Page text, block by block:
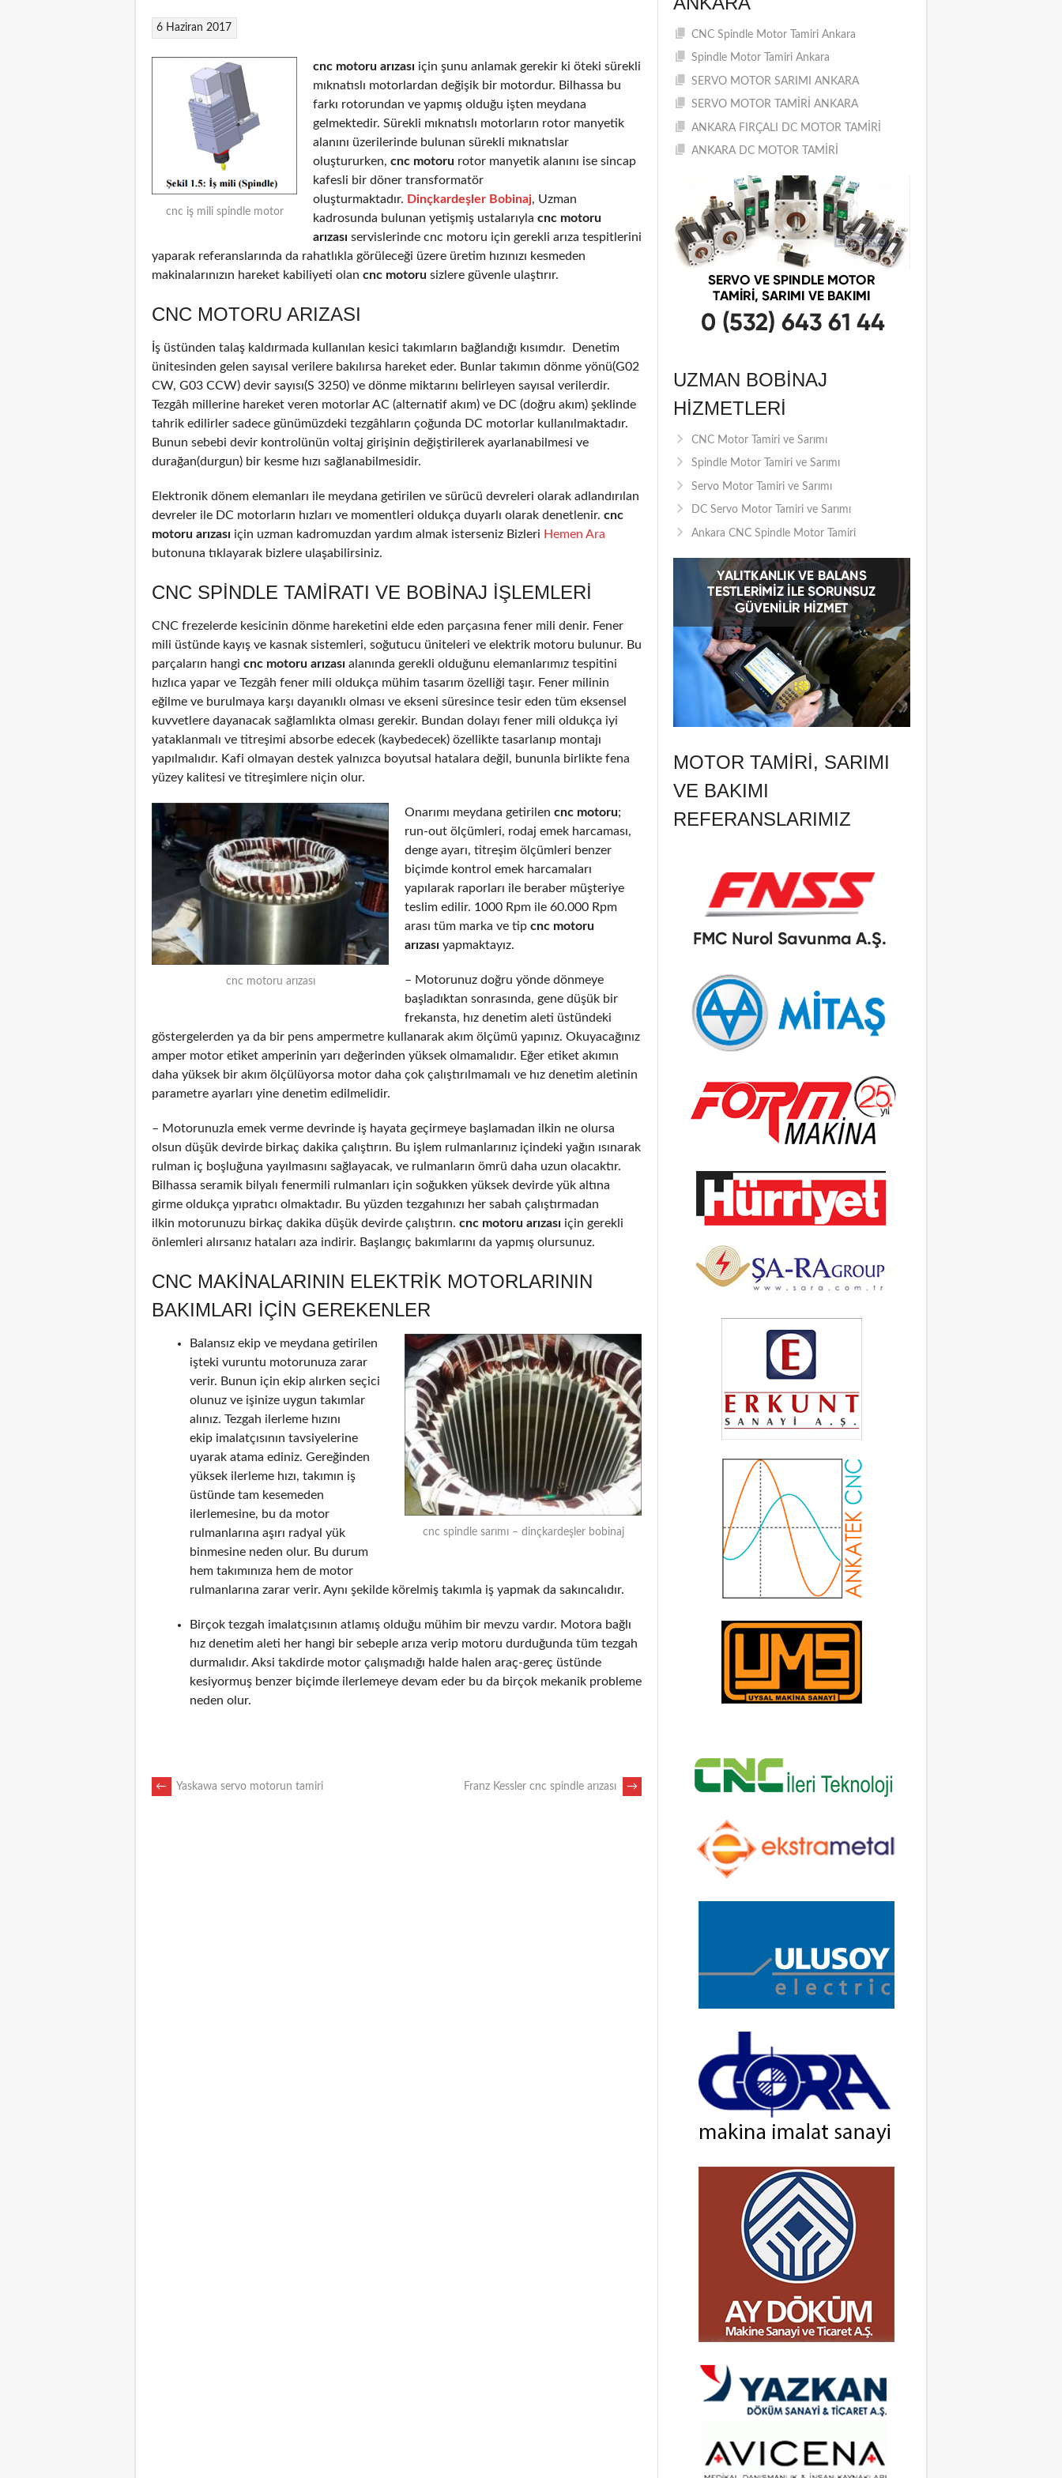
6 Haziran 2017
cnc iş mili spindle motor
cnc motoru arızası için şunu anlamak gerekir ki öteki sürekli
mıknatıslı motorlardan değişik bir motordur. Bilhassa bu
farkı rotorundan ve yapmış olduğu işten meydana
gelmektedir. Sürekli mıknatıslı motorların rotor manyetik
alanını üzerilerinde bulunan sürekli mıknatıslar
oluştururken, cnc motoru rotor manyetik alanını ise sincap
kafesli bir döner transformatör
oluşturmaktadır. Dinçkardeşler Bobinaj, Uzman
kadrosunda bulunan yetişmiş ustalarıyla cnc motoru
arızası servislerinde cnc motoru için gerekli arıza tespitlerini
yaparak referanslarında da rahatlıkla görüleceği üzere üretim hızınızı kesmeden
makinalarınızın hareket kabiliyeti olan cnc motoru sizlere güvenle ulaştırır.
CNC MOTORU ARIZASI
İş üstünden talaş kaldırmada kullanılan kesici takımların bağlandığı kısımdır. Denetim
ünitesinden gelen sayısal verilere bakılırsa hareket eder. Bunlar takımın dönme yönü(G02
CW, G03 CCW) devir sayısı(S 3250) ve dönme miktarını belirleyen sayısal verilerdir.
Tezgâh millerine hareket veren motorlar AC (alternatif akım) ve DC (doğru akım) şeklinde
tahrik edilirler sadece günümüzdeki tezgâhların çoğunda DC motorlar kullanılmaktadır.
Bunun sebebi devir kontrolünün voltaj girişinin değiştirilerek ayarlanabilmesi ve
durağan(durgun) bir kesme hızı sağlanabilmesidir.
Elektronik dönem elemanları ile meydana getirilen ve sürücü devreleri olarak adlandırılan
devreler ile DC motorların hızları ve momentleri oldukça duyarlı olarak denetlenir. cnc
motoru arızası için uzman kadromuzdan yardım almak isterseniz Bizleri Hemen Ara
butonuna tıklayarak bizlere ulaşabilirsiniz.
CNC SPINDLE TAMIRATI VE BOBINAJ IŞLEMLERI
CNC frezelerde kesicinin dönme hareketini elde eden parçasına fener mili denir. Fener
mili üstünde kayış ve kasnak sistemleri, soğutucu üniteleri ve elektrik motoru bulunur. Bu
parçaların hangi cnc motoru arızası alanında gerekli olduğunu elemanlarımız tespitini
hızlıca yapar ve Tezgâh fener mili oldukça mühim tasarım özelliği taşır. Fener milinin
eğilme ve burulmaya karşı dayanıklı olması ve ekseni süresince tesir eden tüm eksensel
kuvvetlere dayanacak sağlamlıkta olması gerekir. Bundan dolayı fener mili oldukça iyi
yataklanmalı ve titreşimi absorbe edecek (kaybedecek) özellikte tasarlanıp montajı
yapılmalıdır. Kafi olmayan destek yalnızca boyutsal hatalara değil, bununla birlikte fena
yüzey kalitesi ve titreşimlere niçin olur.
cnc motoru arızası
Onarımı meydana getirilen cnc motoru;
run-out ölçümleri, rodaj emek harcaması,
denge ayarı, titreşim ölçümleri benzer
biçimde kontrol emek harcamaları
yapılarak raporları ile beraber müşteriye
teslim edilir. 1000 Rpm ile 60.000 Rpm
arası tüm marka ve tip cnc motoru
arızası yapmaktayız.
– Motorunuz doğru yönde dönmeye
başladıktan sonrasında, gene düşük bir
frekansta, hız denetim aleti üstündeki
göstergelerden ya da bir pens ampermetre kullanarak akım ölçümü yapınız. Okuyacağınız
amper motor etiket amperinin yarı değerinden yüksek olmamalıdır. Eğer etiket akımın
daha yüksek bir akım ölçülüyorsa motor daha çok çalıştırılmamalı ve hız denetim aletinin
parametre ayarları yine denetim edilmelidir.
– Motorunuzla emek verme devrinde iş hayata geçirmeye başlamadan ilkin ne olursa
olsun düşük devirde birkaç dakika çalıştırın. Bu işlem rulmanlarınız içindeki yağın ısınarak
rulman iç boşluğuna yayılmasını sağlayacak, ve rulmanların ömrü daha uzun olacaktır.
Bilhassa seramik bilyalı fenermili rulmanları için soğukken yüksek devirde yük altına
girme oldukça yıpratıcı olmaktadır. Bu yüzden tezgahınızı her sabah çalıştırmadan
ilkin motorunuzu birkaç dakika düşük devirde çalıştırın. cnc motoru arızası için gerekli
önlemleri alırsanız hataları aza indirir. Başlangıç bakımlarını da yapmış olursunuz.
CNC MAKINALARININ ELEKTRIK MOTORLARININ
BAKIMLARI IÇIN GEREKENLER
cnc spindle sarımı – dinçkardeşler bobinaj
Balansız ekip ve meydana getirilen
işteki vuruntu motorunuza zarar
verir. Bunun için ekip alırken seçici
olunuz ve işinize uygun takımlar
alınız. Tezgah ilerleme hızını
ekip imalatçısının tavsiyelerine
uyarak atama ediniz. Gereğinden
yüksek ilerleme hızı, takımın iş
üstünde tam kesemeden
ilerlemesine, bu da motor
rulmanlarına aşırı radyal yük
binmesine neden olur. Bu durum
hem takımınıza hem de motor
rulmanlarına zarar verir. Aynı şekilde körelmiş takımla iş yapmak da sakıncalıdır.
Birçok tezgah imalatçısının atlamış olduğu mühim bir mevzu vardır. Motora bağlı
hız denetim aleti her hangi bir sebeple arıza verip motoru durduğunda tüm tezgah
durmalıdır. Aksi takdirde motor çalışmadığı halde halen araç-gereç üstünde
kesiyormuş benzer biçimde ilerlemeye devam eder bu da birçok mekanik probleme
neden olur.
POST
← Yaskawa servo motorun tamiri Franz Kessler cnc spindle arızası →
CNC Spindle Motor Tamiri Ankara
Spindle Motor Tamiri Ankara
SERVO MOTOR SARIMI ANKARA
SERVO MOTOR TAMİRİ ANKARA
ANKARA FIRÇALI DC MOTOR TAMİRİ
ANKARA DC MOTOR TAMİRİ
UZMAN BOBINAJ
HIZMETLERI
CNC Motor Tamiri ve Sarımı
Spindle Motor Tamiri ve Sarımı
Servo Motor Tamiri ve Sarımı
DC Servo Motor Tamiri ve Sarımı
Ankara CNC Spindle Motor Tamiri
MOTOR TAMIRI, SARIMI
VE BAKIMI
REFERANSLARIMIZ